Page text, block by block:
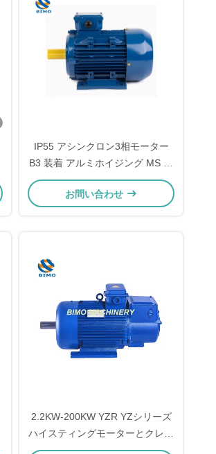
IP55 アシンクロン3相モーター
B3 装着 アルミホイジング MS 電
動モーター
お問い合わせ
2.2KW-200KW YZR YZシリーズ
ハイスティングモーターとクレー
ンモーター